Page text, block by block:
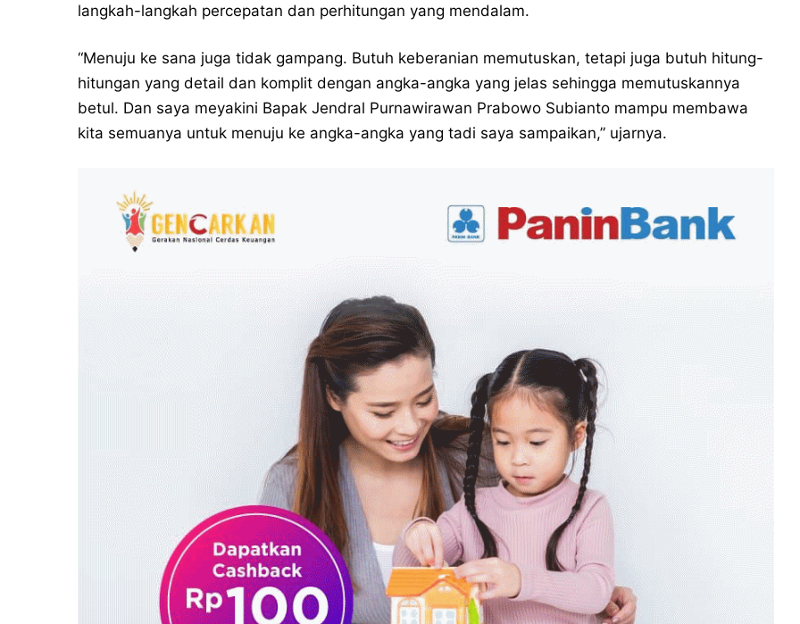
langkah-langkah percepatan dan perhitungan yang mendalam.
“Menuju ke sana juga tidak gampang. Butuh keberanian memutuskan, tetapi juga butuh hitung-
hitungan yang detail dan komplit dengan angka-angka yang jelas sehingga memutuskannya
betul. Dan saya meyakini Bapak Jendral Purnawirawan Prabowo Subianto mampu membawa
kita semuanya untuk menuju ke angka-angka yang tadi saya sampaikan,” ujarnya.